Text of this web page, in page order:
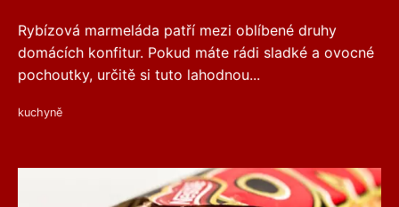
Rybízová marmeláda patří mezi oblíbené druhy
domácích konfitur. Pokud máte rádi sladké a ovocné
pochoutky, určitě si tuto lahodnou...
kuchyně